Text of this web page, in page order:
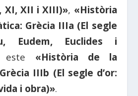
XI, XII i XIII)», «Història
Grècia IIIa (El segle
Eudem, Euclides i
«Història de la
IIIb (El segle d’or:
i obra)».